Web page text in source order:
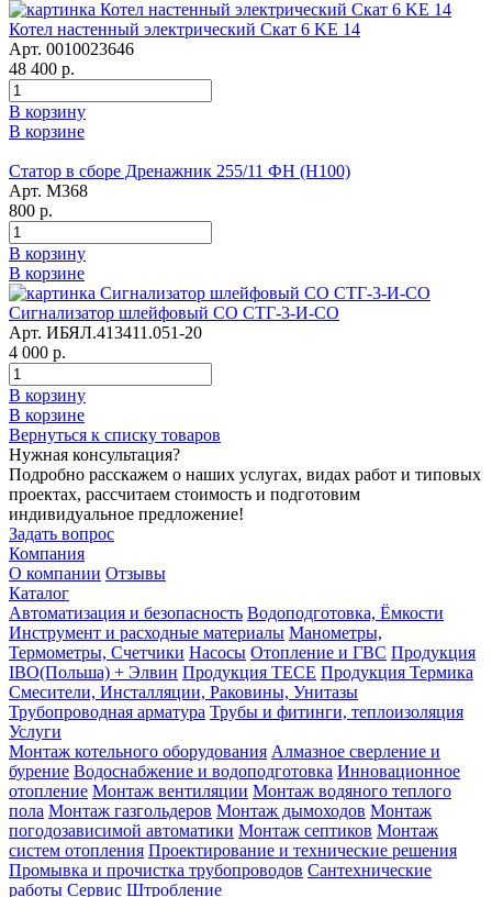
Котел настенный электрический Скат 6 KE 14
Арт. 0010023646
48 400 р.
В корзину
В корзине
Статор в сборе Дренажник 255/11 ФН (Н100)
Арт. М368
800 р.
В корзину
В корзине
Сигнализатор шлейфовый СО СТГ-3-И-СО
Арт. ИБЯЛ.413411.051-20
4 000 р.
В корзину
В корзине
Вернуться к списку товаров
Нужная консультация?
Подробно расскажем о наших услугах, видах работ и типовых
проектах, рассчитаем стоимость и подготовим
индивидуальное предложение!
Задать вопрос
Компания
О компании Отзывы
Каталог
Автоматизация и безопасность Водоподготовка, Ёмкости
Инструмент и расходные материалы Манометры,
Термометры, Счетчики Насосы Отопление и ГВС Продукция
IBO(Польша) + Элвин Продукция TECE Продукция Термика
Смесители, Инсталляции, Раковины, Унитазы
Трубопроводная арматура Трубы и фитинги, теплоизоляция
Услуги
Монтаж котельного оборудования Алмазное сверление и
бурение Водоснабжение и водоподготовка Инновационное
отопление Монтаж вентиляции Монтаж водяного теплого
пола Монтаж газгольдеров Монтаж дымоходов Монтаж
погодозависимой автоматики Монтаж септиков Монтаж
систем отопления Проектирование и технические решения
Промывка и прочистка трубопроводов Сантехнические
работы Сервис Штробление